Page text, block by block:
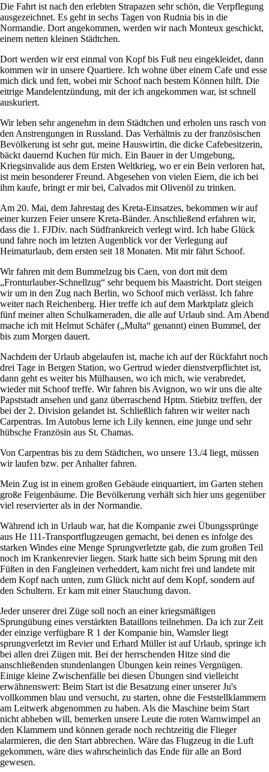
Die Fahrt ist nach den erlebten Strapazen sehr schön, die Verpflegung
ausgezeichnet. Es geht in sechs Tagen von Rudnia bis in die
Normandie. Dort angekommen, werden wir nach Monteux geschickt,
einem netten kleinen Städtchen.
Dort werden wir erst einmal von Kopf bis Fuß neu eingekleidet, dann
kommen wir in unsere Quartiere. Ich wohne über einem Cafe und esse
mich dick und fett, wobei mir Schoof nach bestem Können hilft. Die
eitrige Mandelentzündung, mit der ich angekommen war, ist schnell
auskuriert.
Wir leben sehr angenehm in dem Städtchen und erholen uns rasch von
den Anstrengungen in Russland. Das Verhältnis zu der französischen
Bevölkerung ist sehr gut, meine Hauswirtin, die dicke Cafebesitzerin,
bäckt dauernd Kuchen für mich. Ein Bauer in der Umgebung,
Kriegsinvalide aus dem Ersten Weltkrieg, wo er ein Bein verloren hat,
ist mein besonderer Freund. Abgesehen von vielen Eiern, die ich bei
ihm kaufe, bringt er mir bei, Calvados mit Olivenöl zu trinken.
Am 20. Mai, dem Jahrestag des Kreta-Einsatzes, bekommen wir auf
einer kurzen Feier unsere Kreta-Bänder. Anschließend erfahren wir,
dass die 1. FJDiv. nach Südfrankreich verlegt wird. Ich habe Glück
und fahre noch im letzten Augenblick vor der Verlegung auf
Heimaturlaub, dem ersten seit 18 Monaten. Mit mir fährt Schoof.
Wir fahren mit dem Bummelzug bis Caen, von dort mit dem
Fronturlauber-Schnellzug
sehr bequem bis Maastricht. Dort steigen
wir um in den Zug nach Berlin, wo Schoof mich verlässt. Ich fahre
weiter nach Reichenberg. Hier treffe ich auf dem Marktplatz gleich
fünf meiner alten Schulkameraden, die alle auf Urlaub sind. Am Abend
mache ich mit Helmut Schäfer ( Multa
genannt) einen Bummel, der
bis zum Morgen dauert.
Nachdem der Urlaub abgelaufen ist, mache ich auf der Rückfahrt noch
drei Tage in Bergen Station, wo Gertrud wieder dienstverpflichtet ist,
dann geht es weiter bis Mülhausen, wo ich mich, wie verabredet,
wieder mit Schoof treffe. Wir fahren bis Avignon, wo wir uns die alte
Papststadt ansehen und ganz überraschend Hptm. Stiebitz treffen, der
bei der 2. Division gelandet ist. Schließlich fahren wir weiter nach
Carpentras. Im Autobus lerne ich Lily kennen, eine junge und sehr
hübsche Französin aus St. Chamas.
Von Carpentras bis zu dem Städtchen, wo unsere 13./4 liegt, müssen
wir laufen bzw. per Anhalter fahren.
Mein Zug ist in einem großen Gebäude einquartiert, im Garten stehen
große Feigenbäume. Die Bevölkerung verhält sich hier uns gegenüber
viel reservierter als in der Normandie.
Während ich in Urlaub war, hat die Kompanie zwei Übungssprünge
aus He 111-Transportflugzeugen gemacht, bei denen es infolge des
starken Windes eine Menge Sprungverletzte gab, die zum großen Teil
noch im Krankenrevier liegen. Stark hatte sich beim Sprung mit den
Füßen in den Fangleinen verheddert, kam nicht frei und landete mit
dem Kopf nach unten, zum Glück nicht auf dem Kopf, sondern auf
den Schultern. Er kam mit einer Stauchung davon.
Jeder unserer drei Züge soll noch an einer kriegsmäßigen
Sprungübung eines verstärkten Bataillons teilnehmen. Da ich zur Zeit
der einzige verfügbare R 1 der Kompanie bin, Wamsler liegt
sprungverletzt im Revier und Erhard Müller ist auf Urlaub, springe ich
bei allen drei Zügen mit. Bei der herrschenden Hitze sind die
anschließenden stundenlangen Übungen kein reines Vergnügen.
Einige kleine Zwischenfälle bei diesen Übungen sind vielleicht
erwähnenswert: Beim Start ist die Besatzung einer unserer Ju's
vollkommen blau und versucht, zu starten, ohne die Feststellklammern
am Leitwerk abgenommen zu haben. Als die Maschine beim Start
nicht abheben will, bemerken unsere Leute die roten Warnwimpel an
den Klammern und können gerade noch rechtzeitig die Flieger
alarmieren, die den Start abbrechen. Wäre das Flugzeug in die Luft
gekommen, wäre dies wahrscheinlich das Ende für alle an Bord
gewesen.